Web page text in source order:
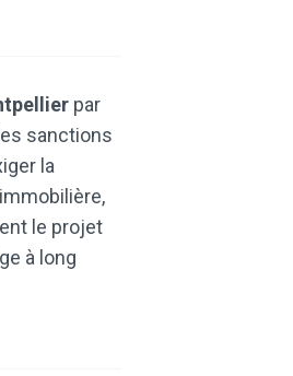
par
sanctions
la
le projet
à long